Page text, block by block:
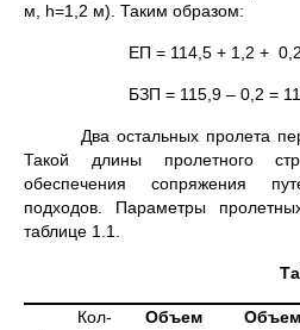
м, h=1,2 м). Таким образом:
ЕП = 114,5 + 1,2 + 0,2
БЗП = 115,9 – 0,2 =
Два остальных пролета
Такой длины пролетного
обеспечения сопряжения
подходов. Параметры
таблице 1.1.
Кол-
Объем
Объем